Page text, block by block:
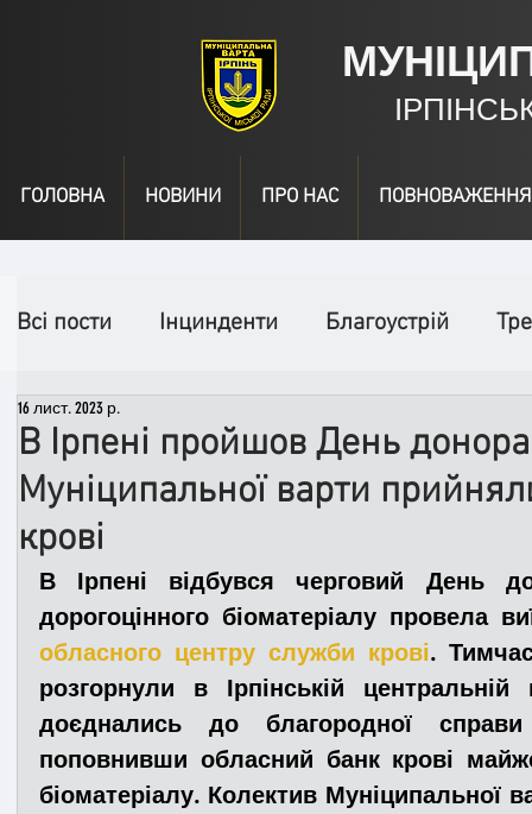
ГОЛОВНА НОВИНИ ПРО НАС ПОВНОВАЖЕННЯ
Всі пости Інцинденти Благоустрій
День народження
Спільні заходи Надзвичайні заходи
Медицина Новини ДТП
Адмінпротокол Свята Поліція
Війна Розмінування Добровільна
В Ірпені пройшов День донора
Муніципальної варти
крові
16 лист. 2023 р.
В Ірпені відбувся черговий День
дорогоцінного біоматеріалу провела
обласного центру служби крові.
розгорнули в Ірпінській центральній
доєднались до благородної
поповнивши обласний банк крові
біоматеріалу. Колектив Муніципальної